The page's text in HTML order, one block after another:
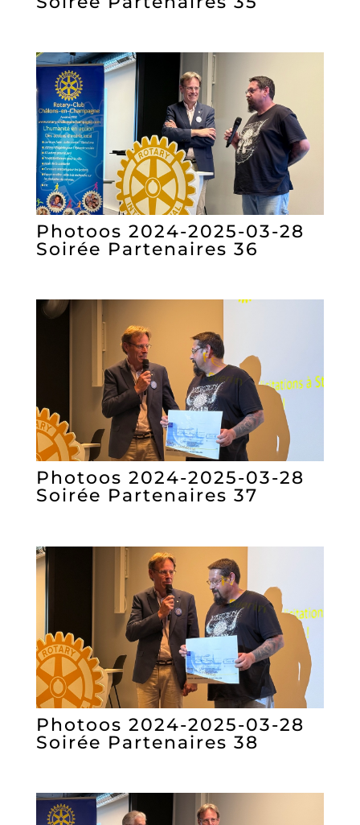
Photoos 2024-2025-03-28
Soirée Partenaires 36
Photoos 2024-2025-03-28
Soirée Partenaires 37
Photoos 2024-2025-03-28
Soirée Partenaires 38